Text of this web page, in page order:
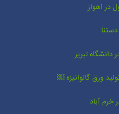
در اهواز
دانشگاه تبریز
ورق گالوانیزه ￼
آباد